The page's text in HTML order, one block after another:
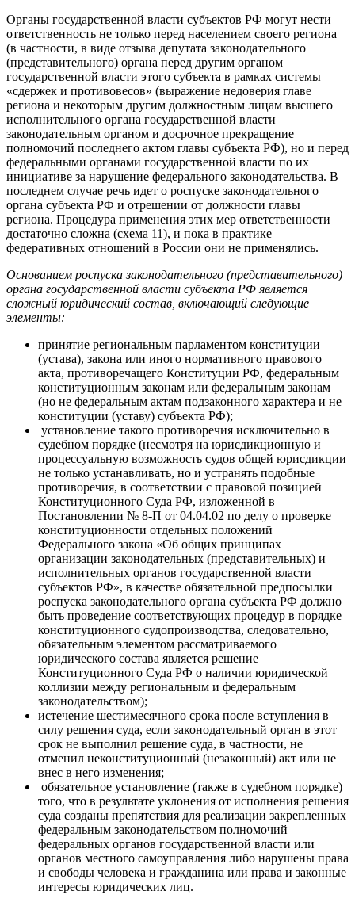
Органы государственной власти субъектов РФ могут нести
ответственность не только перед населением своего региона
(в частности, в виде отзыва депутата законодательного
(представительного) органа перед другим органом
государственной власти этого субъекта в рамках системы
«сдержек и противовесов» (выражение недоверия главе
региона и некоторым другим должностным лицам высшего
исполнительного органа государственной власти
законодательным органом и досрочное прекращение
полномочий последнего актом главы субъекта РФ), но и перед
федеральными органами государственной власти по их
инициативе за нарушение федерального законодательства. В
последнем случае речь идет о роспуске законодательного
органа субъекта РФ и отрешении от должности главы
региона. Процедура применения этих мер ответственности
достаточно сложна (схема 11), и пока в практике
федеративных отношений в России они не применялись.
Основанием роспуска законодательного (представительного)
органа государственной власти субъекта РФ является
сложный юридический состав, включающий следующие
элементы:
принятие региональным парламентом конституции
(устава), закона или иного нормативного правового
акта, противоречащего Конституции РФ, федеральным
конституционным законам или федеральным законам
(но не федеральным актам подзаконного характера и не
конституции (уставу) субъекта РФ);
установление такого противоречия исключительно в
судебном порядке (несмотря на юрисдикционную и
процессуальную возможность судов общей юрисдикции
не только устанавливать, но и устранять подобные
противоречия, в соответствии с правовой позицией
Конституционного Суда РФ, изложенной в
Постановлении № 8-П от 04.04.02 по делу о проверке
конституционности отдельных положений
Федерального закона «Об общих принципах
организации законодательных (представительных) и
исполнительных органов государственной власти
субъектов РФ», в качестве обязательной предпосылки
роспуска законодательного органа субъекта РФ должно
быть проведение соответствующих процедур в порядке
конституционного судопроизводства, следовательно,
обязательным элементом рассматриваемого
юридического состава является решение
Конституционного Суда РФ о наличии юридической
коллизии между региональным и федеральным
законодательством);
истечение шестимесячного срока после вступления в
силу решения суда, если законодательный орган в этот
срок не выполнил решение суда, в частности, не
отменил неконституционный (незаконный) акт или не
внес в него изменения;
обязательное установление (также в судебном порядке)
того, что в результате уклонения от исполнения решения
суда созданы препятствия для реализации закрепленных
федеральным законодательством полномочий
федеральных органов государственной власти или
органов местного самоуправления либо нарушены права
и свободы человека и гражданина или права и законные
интересы юридических лиц.